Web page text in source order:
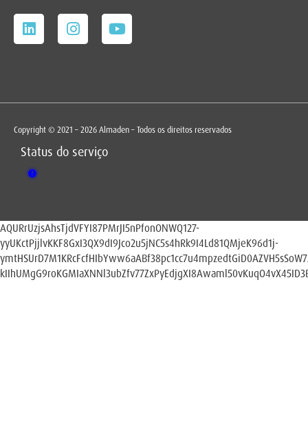
Copyright © 2021 – 2026 Almaden – Todos os direitos reservados
Status do serviço
AQURrUzjsAhsTjdVFYI87PMrJI5nPfonONWQ127-
yyUKctPjjlvKKF8GxI3QX9dI9Jco2u5jNC5s4hRk9I4Ld81QMjeK96d1j-